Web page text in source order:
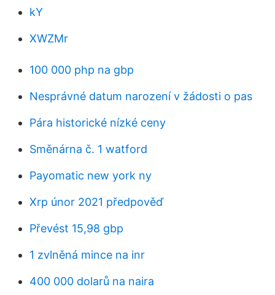
kY
XWZMr
100 000 php na gbp
Nesprávné datum narození v žádosti o pas
Pára historické nízké ceny
Směnárna č. 1 watford
Payomatic new york ny
Xrp únor 2021 předpověď
Převést 15,98 gbp
1 zvlněná mince na inr
400 000 dolarů na naira